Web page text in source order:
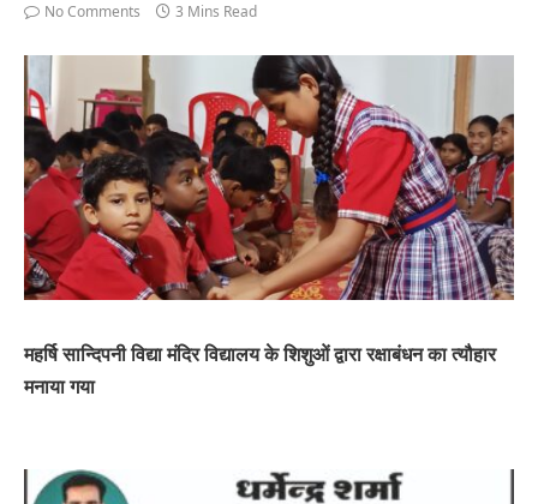
No Comments
3 Mins Read
महर्षि सान्दिपनी विद्या मंदिर विद्यालय के शिशुओं द्वारा रक्षाबंधन का त्यौहार
मनाया गया